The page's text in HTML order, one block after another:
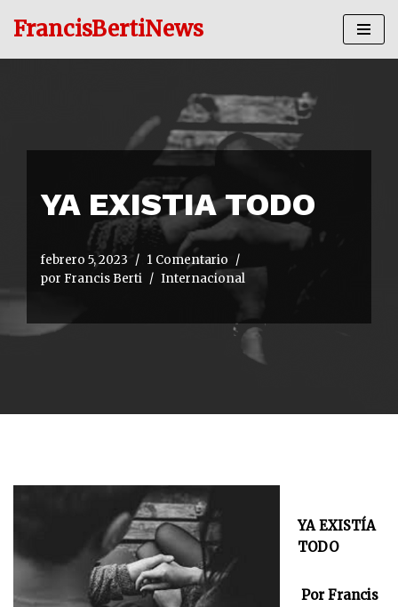
FrancisBertiNews
YA EXISTIA TODO
febrero 5, 2023
1 Comentario
por Francis Berti Internacional
YA EXISTÍA
TODO
Por Francis